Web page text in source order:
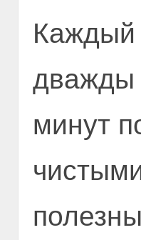
Каждый
дважды
минут